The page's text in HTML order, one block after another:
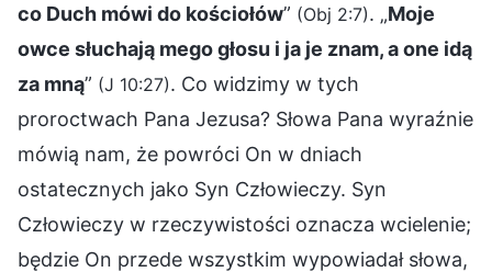
co Duch mówi do kościołów” (Obj 2:7). „Moje
owce słuchają mego głosu i ja je znam, a one idą
za mną” (J 10:27). Co widzimy w tych
proroctwach Pana Jezusa? Słowa Pana wyraźnie
mówią nam, że powróci On w dniach
ostatecznych jako Syn Człowieczy. Syn
Człowieczy w rzeczywistości oznacza wcielenie;
będzie On przede wszystkim wypowiadał słowa,